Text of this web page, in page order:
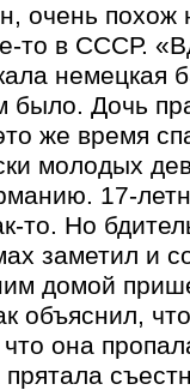
очень похож
то в СССР.
немецкая
было. Дочь
же время
молодых
17-
то. Но
заметил и
домой
объяснил,
что она